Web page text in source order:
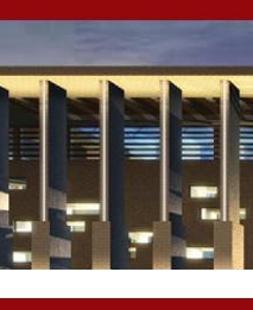
院概况
长寄语
院委员会
现任领导
史沿革
新闻快讯
新闻专题